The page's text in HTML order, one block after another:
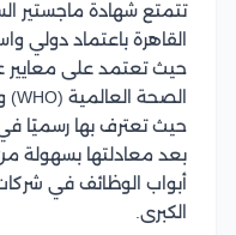
تتمتع شهادة ماجستير
القاهرة باعتماد دولي
حيث تعتمد على
حيث تعترف بها رسميًا
بعد معادلتها بسهولة من
أبواب الوظائف في
الكبرى.